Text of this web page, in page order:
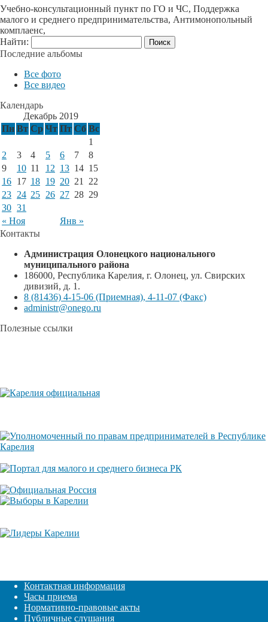
Учебно-консультационный пункт по ГО и ЧС, Поддержка
малого и среднего предпринимательства, Антимонопольный
комплаенс,
Найти:
Последние альбомы
Все фото
Все видео
Календарь
Декабрь 2019
Пн Вт Ср Чт Пт Сб Вс
« Ноя Янв »
1
2
3 4 5 6 7
8
9
10 11 12 13 14 15
16 17 18 19 20 21
22
23 24 25 26 27 28 29
30 31
Контакты
Администрация Олонецкого национального
муниципального района
186000, Республика Карелия, г. Олонец, ул. Свирских
дивизий, д. 1.
8 (81436) 4-15-06 (Приемная), 4-11-07 (Факс)
administr@onego.ru
Полезные ссылки
Контактная информация
Часы приема
Нормативно-правовые акты
Публичные слушания